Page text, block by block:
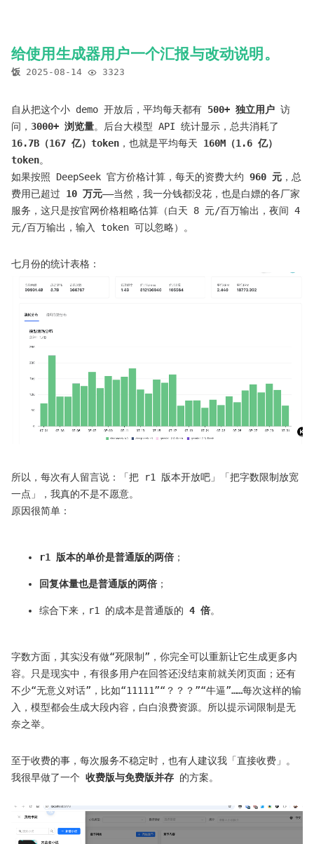
给使用生成器用户一个汇报与改动说明。
饭 2025-08-14 3323
自从把这个小 demo 开放后，平均每天都有 500+ 独立用户 访
问， 3000+ 浏览量。后台大模型 API 统计显示，总共消耗了
16.7B（167 亿）token ，也就是平均每天 160M（1.6 亿）
token。
如果按照 DeepSeek 官方价格计算，每天的资费大约 960 元 ，总
费用已超过 10 万元——当然，我一分钱都没花，也是白嫖的各厂家
服务，这只是按官网价格粗略估算（白天 8 元/百万输出，夜间 4
元/百万输出，输入 token 可以忽略）。
七月份的统计表格：
所以，每次有人留言说：「把 r1 版本开放吧」「把字数限制放宽
一点」，我真的不是不愿意。
原因很简单：
r1 版本的单价是普通版的两倍 ；
回复体量也是普通版的两倍 ；
综合下来，r1 的成本是普通版的 4 倍。
字数方面，其实没有做“死限制”，你完全可以重新让它生成更多内
容。只是现实中，有很多用户在回答还没结束前就关闭页面；还有
不少“无意义对话”，比如“11111”“？？？”“牛逼”……每次这样的输
入，模型都会生成大段内容，白白浪费资源。所以提示词限制是无
奈之举。
至于收费的事，每次服务不稳定时，也有人建议我「直接收费」。
我很早做了一个 收费版与免费版并存 的方案。